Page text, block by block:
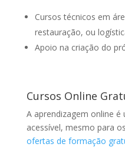
Cursos técnicos em
restauração, ou
Apoio na criação do
Cursos Online
A aprendizagem online é
acessível, mesmo para
ofertas de formação